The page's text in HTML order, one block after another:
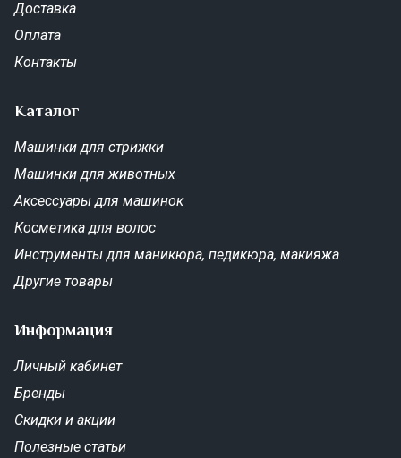
Доставка
Оплата
Контакты
Каталог
Машинки для стрижки
Машинки для животных
Аксессуары для машинок
Косметика для волос
Инструменты для маникюра, педикюра, макияжа
Другие товары
Информация
Личный кабинет
Бренды
Скидки и акции
Полезные статьи